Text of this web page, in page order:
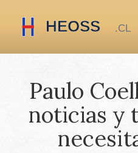
Paulo
noticias y